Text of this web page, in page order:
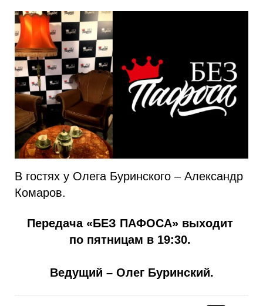
В гостях у Олега Буринского – Александр
Комаров.
Передача «БЕЗ ПАФОСА» выходит
по пятницам в 19:30.
Ведущий – Олег Буринский.